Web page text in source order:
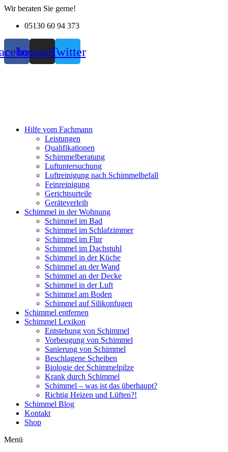
Zum
wechseln
Wir beraten Sie gerne!
05130 60 94 373
InstagramTwitter
Hilfe vom Fachmann
Leistungen
Qualifikationen
Schimmelberatung
Luftuntersuchung
Luftreinigung nach Schimmelbefall
Feinreinigung
Gerichtsurteile
Geräteverleih
Schimmel in der Wohnung
Schimmel im Bad
Schimmel im Schlafzimmer
Schimmel im Flur
Schimmel im Dachstuhl
Schimmel in der Küche
Schimmel an der Wand
Schimmel an der Decke
Schimmel in der Luft
Schimmel am Boden
Schimmel auf Silikonfugen
Schimmel entfernen
Schimmel Lexikon
Entstehung von Schimmel
Vorbeugung von Schimmel
Sanierung von Schimmel
Beschlagene Scheiben
Biologie der Schimmelpilze
Krank durch Schimmel
Schimmel – was ist das überhaupt?
Richtig Heizen und Lüften?!
Schimmel Blog
Kontakt
Shop
Menü